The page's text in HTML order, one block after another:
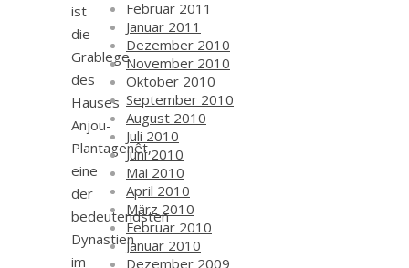
ist
die
Grablege
des
Hauses
Anjou-
Plantagenêt,
eine
der
bedeutendsten
Dynastien
im
Februar 2011
Januar 2011
Dezember 2010
November 2010
Oktober 2010
September 2010
August 2010
Juli 2010
Juni 2010
Mai 2010
April 2010
März 2010
Februar 2010
Januar 2010
Dezember 2009